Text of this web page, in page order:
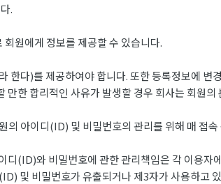
.
원에게 정보를 제공할 수 있습니다.
다)를 제공하여야 합니다. 또한 등록정보에 변
한 합리적인 사유가 발생할 경우 회사는 회원의
아이디(ID) 및 비밀번호의 관리를 위해 매 접
(ID)와 비밀번호에 관한 관리책임은 각 이용자
및 비밀번호가 유출되거나 제3자가 사용하고